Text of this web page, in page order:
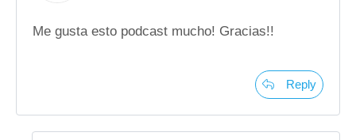
Me gusta esto podcast mucho! Gracias!!
Reply